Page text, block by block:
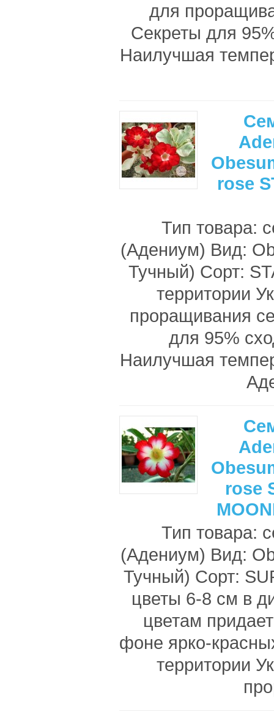
для
Секреты для
Наилучшая
rose
Тип товара:
(Адениум) Вид:
Тучный) Сорт:
территории
проращивания
для 95%
Наилучшая
rose
Тип товара:
(Адениум) Вид:
Тучный) Сорт:
цветы 6-8 см в
цветам
фоне ярко-
территории